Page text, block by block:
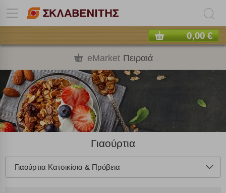
0,00 €
eMarket Πειραιά
Γιαούρτια
Γιαούρτια Κατσικίσια & Πρόβεια